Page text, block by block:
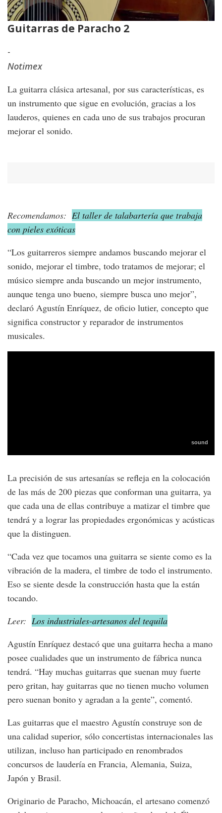
Guitarras de Paracho 2
-
Notimex
La guitarra clásica artesanal, por sus características, es
un instrumento que sigue en evolución, gracias a los
lauderos, quienes en cada uno de sus trabajos procuran
mejorar el sonido.
Recomendamos: El taller de talabartería que trabaja
con pieles exóticas
“Los guitarreros siempre andamos buscando mejorar el
sonido, mejorar el timbre, todo tratamos de mejorar; el
músico siempre anda buscando un mejor instrumento,
aunque tenga uno bueno, siempre busca uno mejor”,
declaró Agustín Enríquez, de oficio lutier, concepto que
significa constructor y reparador de instrumentos
musicales.
La precisión de sus artesanías se refleja en la colocación
de las más de 200 piezas que conforman una guitarra, ya
que cada una de ellas contribuye a matizar el timbre que
tendrá y a lograr las propiedades ergonómicas y acústicas
que la distinguen.
“Cada vez que tocamos una guitarra se siente como es la
vibración de la madera, el timbre de todo el instrumento.
Eso se siente desde la construcción hasta que la están
tocando.
Leer: Los industriales-artesanos del tequila
Agustín Enríquez destacó que una guitarra hecha a mano
posee cualidades que un instrumento de fábrica nunca
tendrá. “Hay muchas guitarras que suenan muy fuerte
pero gritan, hay guitarras que no tienen mucho volumen
pero suenan bonito y agradan a la gente”, comentó.
Las guitarras que el maestro Agustín construye son de
una calidad superior, sólo concertistas internacionales las
utilizan, incluso han participado en renombrados
concursos de laudería en Francia, Alemania, Suiza,
Japón y Brasil.
Originario de Paracho, Michoacán, el artesano comenzó